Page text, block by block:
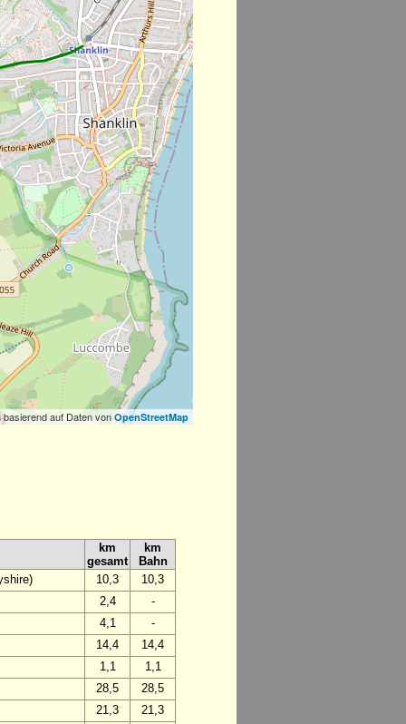
auf Daten vonOpenStreetMap
km
gesamt
km
Bahn
10,3
10,3
2,4
-
4,1
-
14,4
14,4
1,1
1,1
28,5
28,5
21,3
21,3